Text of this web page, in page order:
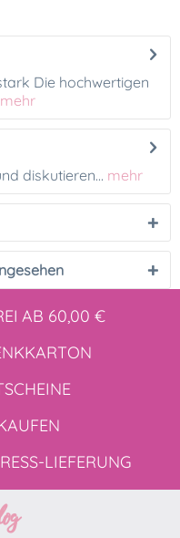
Die hochwertigen
mehr
diskutieren... mehr
AB 60,00 €
LIEFERUNG